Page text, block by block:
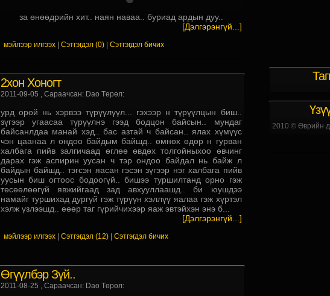
2010 © Өврийн
за өнөөдрийн хит.. наян наваа.. буриад ардын дуу..
[Дэлгэрэнгүй...]
мэйлээр илгээх Сэтгэгдэл (0)| Сэтгэгдэл бичих
2хон Хоногт
2011-09-05 , Сараачсан: Dao Төрөл:
урд орой нь хэрвээ түрүүлүүл... гэхээр н түрүүлцын биш..
зүгээр угаасаа түрүүлнэ гээд бодцон байсын.. мундаг
байсанлдаа манай хэд.. бас азтай ч байсан.. ялах хүмүүс
чэн цаанаа л ондоо байдым байшд.. өмнөх өдөр н гурван
халбага пийв залгичаад өглөө өвдөх толгойныхоо өвчинг
дарах гэж аспирин уусан ч тэр ондоо байдал нь байж л
байдын байшд.. тэгсэн яасан гэсэн зүгээр нэг халбага пийв
уусын биш огтоос бодоогүй.. бишээ туршилтанд орно гэж
төсөөлөөгүй явжийгаад зад авхууллаашд.. би юушдээ
намайг туршихад дургүй гэж түрүүн хэллүү яалаа гэж хүртэл
хэлж үзлээшд.. еөөр таг гүрийчихээр яаж эвтэйхэн энэ б...
[Дэлгэрэнгүй...]
мэйлээр илгээх Сэтгэгдэл (12)| Сэтгэгдэл бичих
Өгүүлбэр Зүй..
2011-08-25 , Сараачсан: Dao Төрөл: